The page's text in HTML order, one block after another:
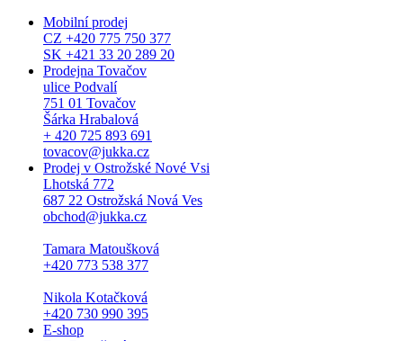
Mobilní prodej
CZ +420 775 750 377
SK +421 33 20 289 20
Prodejna Tovačov
ulice Podvalí
751 01 Tovačov
Šárka Hrabalová
+ 420 725 893 691
tovacov@jukka.cz
Prodej v Ostrožské Nové Vsi
Lhotská 772
687 22 Ostrožská Nová Ves
obchod@jukka.cz
Tamara Matoušková
+420 773 538 377
Nikola Kotačková
+420 730 990 395
E-shop